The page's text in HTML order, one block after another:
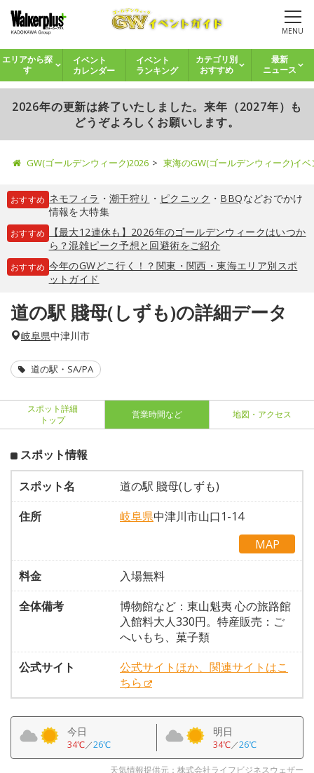
MENU
エリアから探
す
イベント
カレンダー
イベント
ランキング
カテゴリ別
おすすめ
最新
ニュース
2026年の更新は終了いたしました。来年（2027年）も
どうぞよろしくお願いします。
GW(ゴールデンウィーク)2026 東海のGW(ゴールデンウィーク)イ
おすすめ ネモフィラ ・ 潮干狩り ・ ピクニック ・ BBQなどおでかけ
情報を大特集
おすすめ
【最大12連休も】2026年のゴールデンウィークはいつか
ら？混雑ピーク予想と回避術をご紹介
おすすめ 今年のGWどこ行く！？関東・関西・東海エリア別スポ
ットガイド
道の駅 賤母(しずも)の詳細データ
岐阜県中津川市
道の駅・SA/PA
スポット詳細
トップ
営業時間など 地図・アクセス
スポット情報
スポット名
道の駅 賤母(しずも)
住所
岐阜県中津川市山口1-14
MAP
料金
入場無料
全体備考
博物館など：東山魁夷 心の旅路館
入館料大人330円。特産販売：ご
へいもち、菓子類
公式サイト
公式サイトほか、関連サイトはこ
ちら
今日
34℃／26℃
明日
34℃／26℃
天気情報提供元：株式会社ライフビジネスウェザー